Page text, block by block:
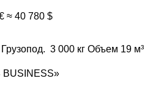
≈ 40 780 $
Грузопод. 3 000 кг Объем 19 м³